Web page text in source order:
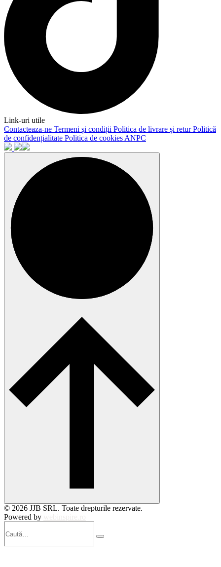
Link-uri utile
Contacteaza-ne Termeni și condiții Politica de livrare și returPolitică
de confidențialitate Politica de cookies ANPC
© 2026 JJB SRL. Toate drepturile rezervate.
Powered by
Search